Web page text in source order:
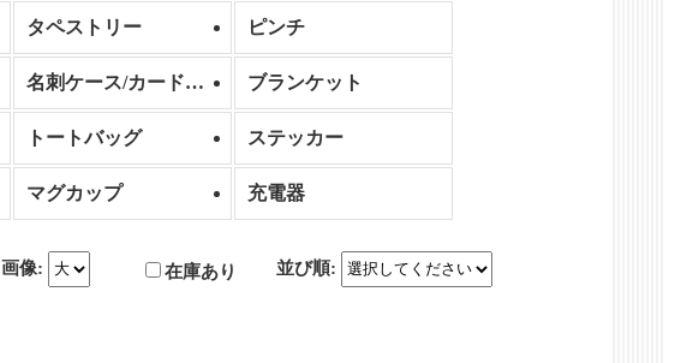
タペストリー ピンチ
名刺ケース/カードケース ブランケット
トートバッグ ステッカー
マグカップ 充電器
画像: 在庫あり 並び順: